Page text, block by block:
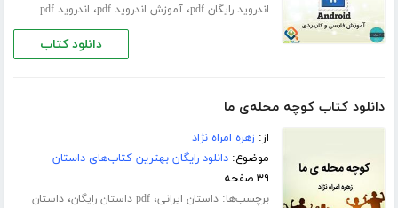
اندروید رایگان pdf
،آموزش اندروید pdf ، اندروید pdf
دانلود کتاب
دانلود کتاب کوچه محله‌ی ما
از:زهره امراه نژاد
موضوع:دانلود رایگان بهترین کتاب‌های داستان
۳۹ صفحه
برچسب‌ها:داستان ایرانی،pdf داستان رایگان ،داستان